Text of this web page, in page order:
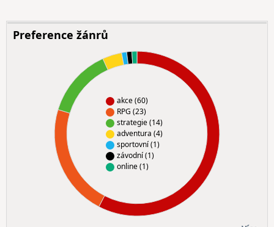
Preference žánrů
akce (60)
RPG (23)
strategie (14)
adventura (4)
sportovní (1)
závodní (1)
online (1)